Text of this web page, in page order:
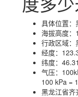
具体位置：
海拔高度：
行政区域：
经度：
纬度：
气压：
100 kPa =
黑龙江省齐